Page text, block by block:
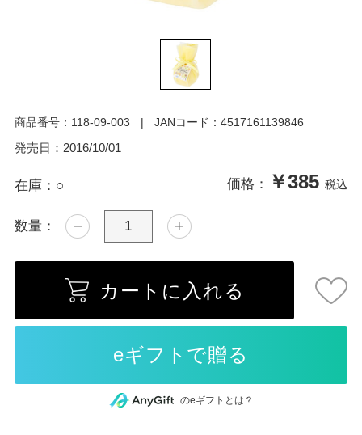
発売日： 2016/10/01
商品番号： 118-09-003 JANコード： 4517161139846
在庫： ○ 価格： ￥385 税込
数量：
カートに入れる
のeギフトとは？